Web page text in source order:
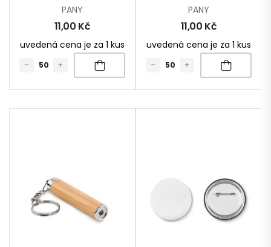
PANY
11,00 Kč
uvedená cena je za 1 kus
PANY
11,00 Kč
uvedená cena je za 1 kus